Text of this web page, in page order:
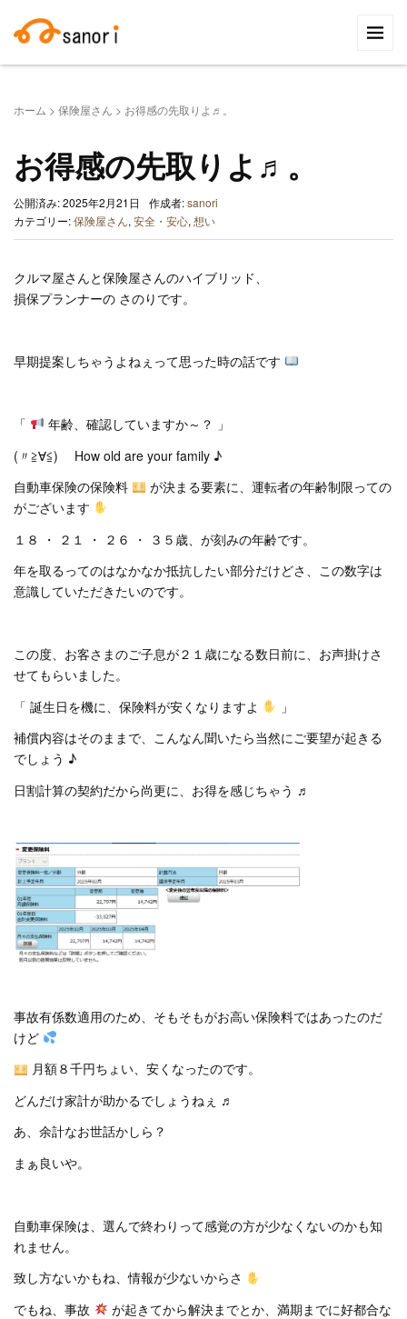
索:
ホーム > 保険屋さん > お得感の先取りよ♬。
お得感の先取りよ♬。
公開済み: 2025年2月21日 作成者:sanori
カテゴリー:保険屋さん, 安全・安心, 想い
クルマ屋さんと保険屋さんのハイブリッド、
損保プランナーの さのりです。
早期提案しちゃうよねぇって思った時の話です
「
年齢、確認していますか～？ 」
(〃≧∀≦)ゞ How old are your family ♪
自動車保険の保険料
が決まる要素に、運転者の年齢制限っての
がございます
１８ ・ ２１ ・ ２６ ・ ３５歳、が刻みの年齢です。
年を取るってのはなかなか抵抗したい部分だけどさ、この数字は
意識していただきたいのです。
この度、お客さまのご子息が２１歳になる数日前に、お声掛けさ
せてもらいました。
「 誕生日を機に、保険料が安くなりますよ
」
補償内容はそのままで、こんなん聞いたら当然にご要望が起きる
でしょう ♪
日割計算の契約だから尚更に、お得を感じちゃう ♬
事故有係数適用のため、そもそもがお高い保険料ではあったのだ
けど
月額８千円ちょい、安くなったのです。
どんだけ家計が助かるでしょうねぇ ♬
あ、余計なお世話かしら？
まぁ良いや。
自動車保険は、選んで終わりって感覚の方が少なくないのかも知
れません。
致し方ないかもね、情報が少ないからさ
でもね、事故
が起きてから解決までとか、満期までに好都合な